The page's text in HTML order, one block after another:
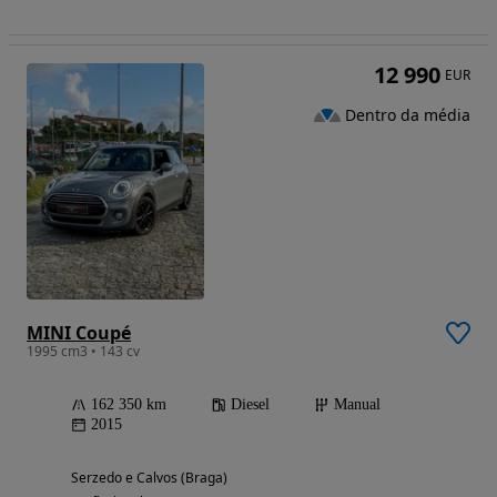
MINI Coupé
1995 cm3 • 143 cv
162 350 km Diesel
Manual
2015
Serzedo e Calvos (Braga)
12 990 EUR
Dentro da média